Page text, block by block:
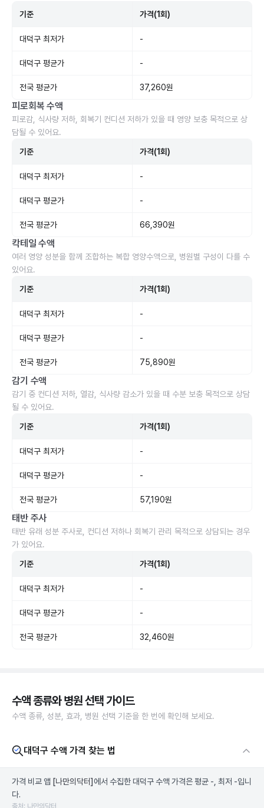
기준 가격(1회)
대덕구 최저가 -
대덕구 평균가 -
전국 평균가 37,260원
피로회복 수액
피로감, 식사량 저하, 회복기 컨디션 저하가 있을 때 영양 보충 목적으로 상
담될 수 있어요.
기준 가격(1회)
대덕구 최저가 -
대덕구 평균가 -
전국 평균가 66,390원
칵테일 수액
여러 영양 성분을 함께 조합하는 복합 영양수액으로, 병원별 구성이 다를 수
있어요.
기준 가격(1회)
대덕구 최저가 -
대덕구 평균가 -
전국 평균가 75,890원
감기 수액
감기 중 컨디션 저하, 열감, 식사량 감소가 있을 때 수분 보충 목적으로 상담
될 수 있어요.
기준 가격(1회)
대덕구 최저가 -
대덕구 평균가 -
전국 평균가 57,190원
태반 주사
태반 유래 성분 주사로, 컨디션 저하나 회복기 관리 목적으로 상담되는 경우
가 있어요.
기준 가격(1회)
대덕구 최저가 -
대덕구 평균가 -
전국 평균가 32,460원
수액 종류와 병원 선택 가이드
수액 종류, 성분, 효과, 병원 선택 기준을 한 번에 확인해 보세요.
대덕구 수액 가격 찾는 법
가격 비교 앱 [나만의닥터] 에서 수집한 대덕구 수액 가격은 평균 -, 최저 -입니
다.
출처: 나만의닥터